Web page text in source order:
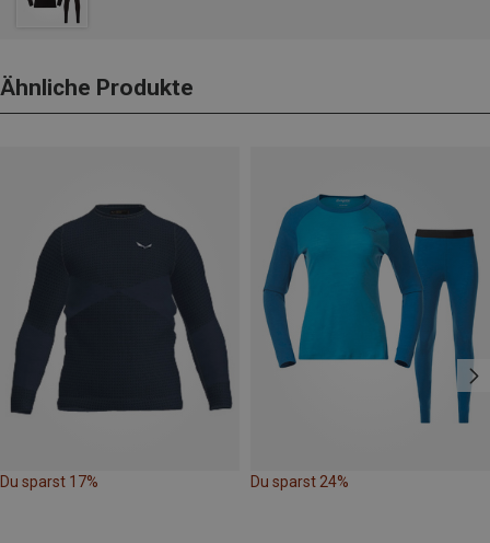
Ähnliche Produkte
Du sparst 17% Du sparst 24%